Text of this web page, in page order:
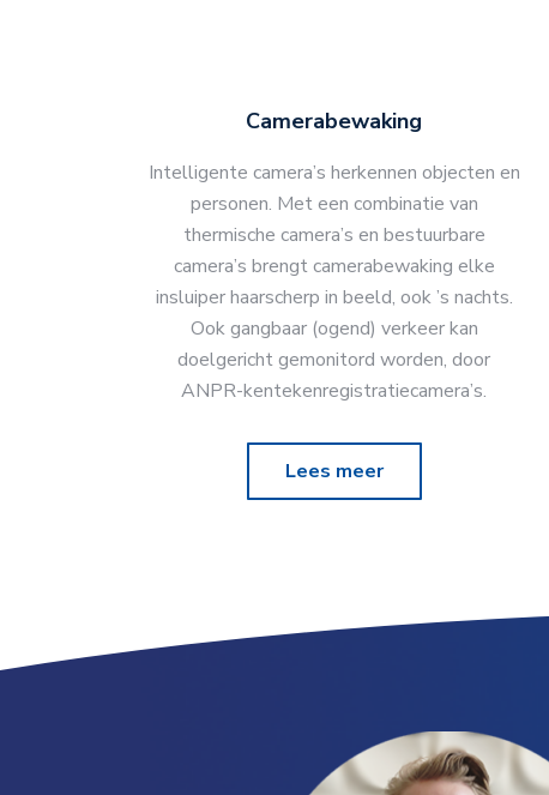
Camerabewaking
Intelligente camera’s herkennen objecten en
personen. Met een combinatie van
thermische camera’s en bestuurbare
camera’s brengt camerabewaking elke
insluiper haarscherp in beeld, ook ’s nachts.
Ook gangbaar (ogend) verkeer kan
doelgericht gemonitord worden, door
ANPR-kentekenregistratiecamera’s.
Lees meer